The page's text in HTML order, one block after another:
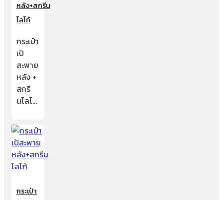
หลัง+สกรีน
โลโก้
กระเป๋า
เป้
สะพาย
หลัง +
สกรี
นโลโ…
กระเป๋า